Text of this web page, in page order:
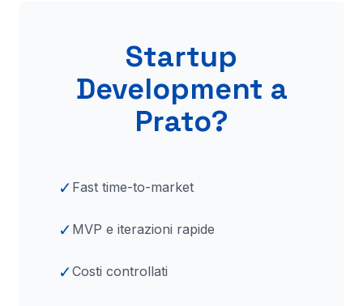
Startup
Development a
Prato?
✓ Fast time-to-market
✓ MVP e iterazioni rapide
✓Costi controllati